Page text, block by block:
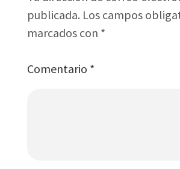
publicada. Los campos
marcados con *
Comentario *